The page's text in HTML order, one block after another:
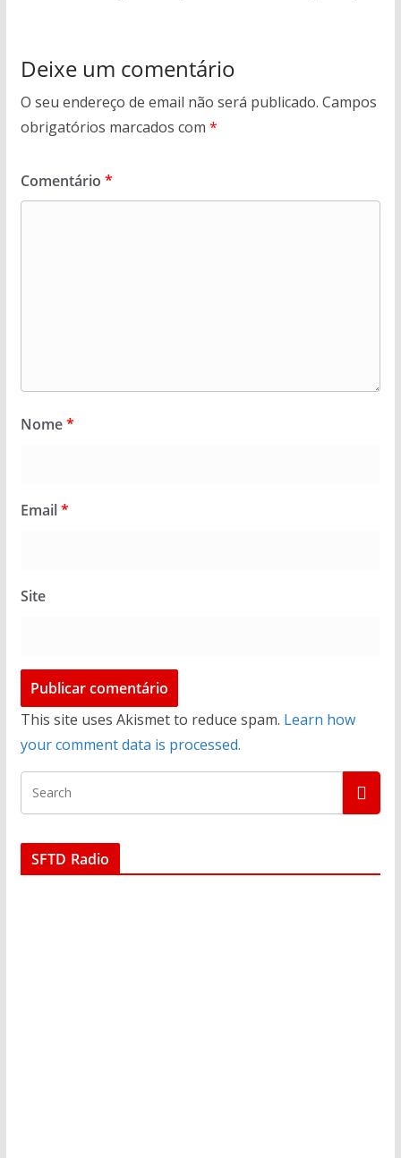
Deixe um comentário
O seu endereço de email não será publicado. Campos
obrigatórios marcados com *
Comentário *
Nome*
Email*
Site
This site uses Akismet to reduce spam. Learn how
your comment data is processed.
SFTD Radio